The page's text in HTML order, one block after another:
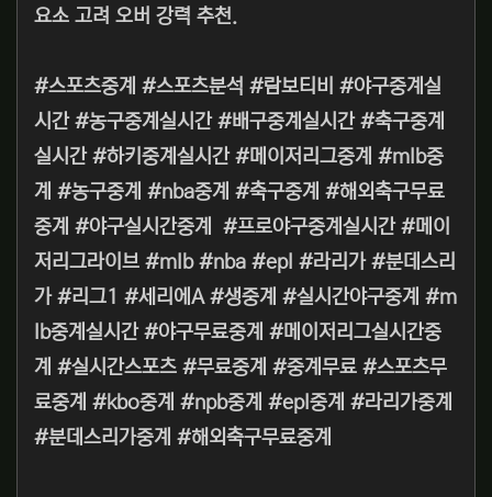
요소 고려 오버 강력 추천.
#스포츠중계 #스포츠분석 #람보티비 #야구중계실
시간 #농구중계실시간 #배구중계실시간 #축구중계
실시간 #하키중계실시간 #메이저리그중계 #mlb중
계 #농구중계 #nba중계 #축구중계 #해외축구무료
중계 #야구실시간중계 #프로야구중계실시간 #메이
저리그라이브 #mlb #nba #epl #라리가 #분데스리
가 #리그1 #세리에A #생중계 #실시간야구중계 #m
lb중계실시간 #야구무료중계 #메이저리그실시간중
계 #실시간스포츠 #무료중계 #중계무료 #스포츠무
료중계 #kbo중계 #npb중계 #epl중계 #라리가중계
#분데스리가중계 #해외축구무료중계